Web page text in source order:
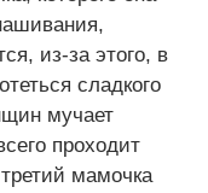
из-за этого, в
сладкого
мучает
проходит
мамочка